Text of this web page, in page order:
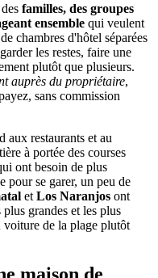
familles, des groupes
ensemble qui veulent
chambres d'hôtel séparées
les restes, faire une
plutôt que plusieurs.
auprès du propriétaire,
sans commission
aux restaurants et au
à portée des courses
ont besoin de plus
se garer, un peu de
et Los Naranjos ont
grandes et les plus
voiture de la plage plutôt